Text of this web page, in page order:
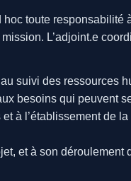
toute responsabilité
L’adjoint.e
suivi des ressources
besoins qui peuvent
à l’établissement de
et à son déroulement